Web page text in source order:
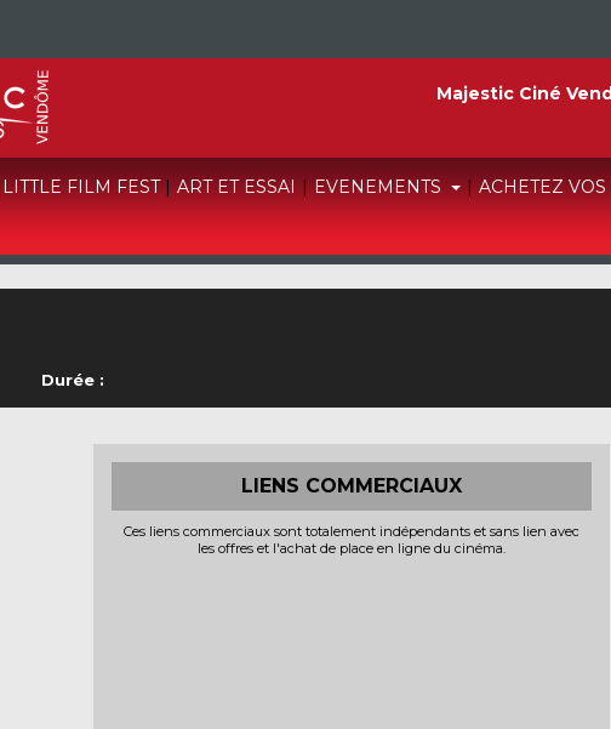
LITTLE FILM FEST | ART ET ESSAI | EVENEMENTS | ACHETEZ
Majestic Ciné
Durée :
LIENS COMMERCIAUX
Ces liens commerciaux sont totalement indépendants et sans lien avec
les offres et l'achat de place en ligne du cinéma.